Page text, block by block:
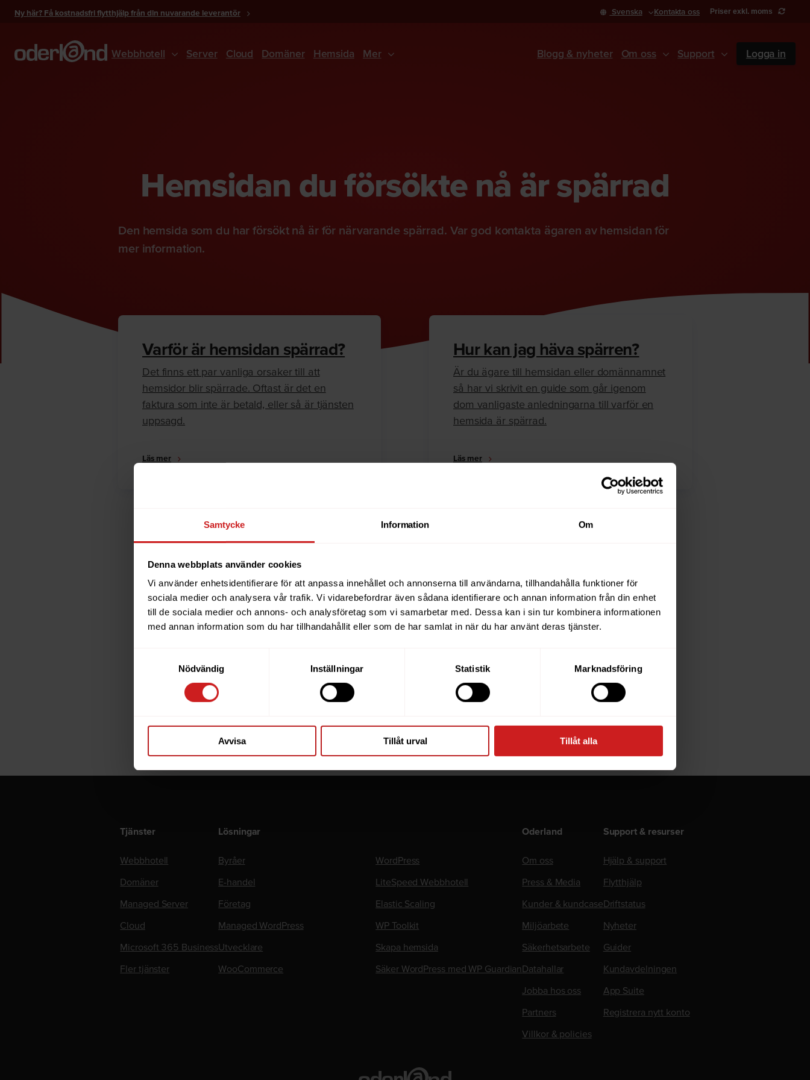
Samtycke Information Om
Denna webbplats använder cookies
Vi använder enhetsidentifierare för att anpassa innehållet och annonserna till användarna, tillhandahålla funktioner för
sociala medier och analysera vår trafik. Vi vidarebefordrar även sådana identifierare och annan information från din enhet
till de sociala medier och annons- och analysföretag som vi samarbetar med. Dessa kan i sin tur kombinera informationen
med annan information som du har tillhandahållit eller som de har samlat in när du har använt deras tjänster.
Nödvändig
Inställningar Statistik Marknadsföring
Avvisa Tillåt urval Tillåt alla
Ny här? Få kostnadsfri flytthjälp från din nuvarande leverantör Svenska Kontakta oss Priser exkl. moms
Webbhotell Server Cloud Domäner Hemsida Mer Blogg & nyheter Om oss Support Logga in
Hemsidan du försökte nå är spärrad
Den hemsida som du har försökt nå är för närvarande spärrad. Var god kontakta ägaren av hemsidan för
mer information.
Varför är hemsidan spärrad?
Det finns ett par vanliga orsaker till att
hemsidor blir spärrade. Oftast är det en
faktura som inte är betald, eller så är tjänsten
uppsagd.
Läs mer
Hur kan jag häva spärren?
Är du ägare till hemsidan eller domännamnet
så har vi skrivit en guide som går igenom
dom vanligaste anledningarna till varför en
hemsida är spärrad.
Läs mer
The website you were trying to reach
has been suspended
the website for further information.
If you are the owner of this website or domain pleaseread this FAQ
Tjänster
Webbhotell
Domäner
Managed Server
Cloud
Microsoft 365 Business
Fler tjänster
Lösningar
Byråer
E-handel
Företag
Managed WordPress
Utvecklare
WooCommerce
WordPress
LiteSpeed Webbhotell
Elastic Scaling
WP Toolkit
Skapa hemsida
Säker WordPress med WP Guardian
Oderland
Om oss
Press & Media
Kunder & kundcase
Miljöarbete
Säkerhetsarbete
Datahallar
Jobba hos oss
Partners
Villkor & policies
Support & resurser
Hjälp & support
Flytthjälp
Driftstatus
Nyheter
Guider
Kundavdelningen
App Suite
Registrera nytt konto